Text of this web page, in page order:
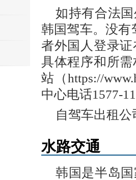
如持有合法
韩国驾车。没有
者外国人登录
具体程序和所
站（https://
中心电话1577-
自驾车出租
水路交通
韩国是半岛